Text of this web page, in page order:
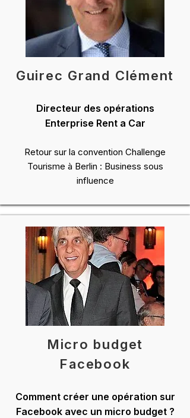
Guirec Grand Clément
Directeur des opérations
Enterprise Rent a Car
Retour sur la convention Challenge
Tourisme à Berlin : Business sous
influence
Micro budget
Facebook
Comment créer une opération sur
Facebook avec un micro budget ?